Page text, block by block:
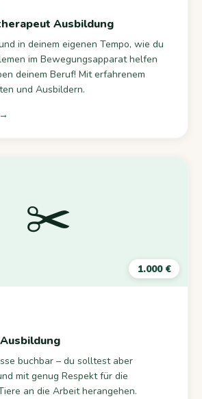
Ausbildung
in deinem eigenen Tempo, wie du
im Bewegungsapparat helfen
deinem Beruf! Mit erfahrenem
und Ausbildern.
✂️
1.000 €
buchbar – du solltest aber
mit genug Respekt für die
an die Arbeit herangehen.